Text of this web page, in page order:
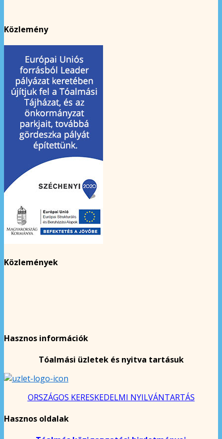
Közlemény
Közlemények
Hasznos információk
Tóalmási üzletek és nyitva tartásuk
ORSZÁGOS KERESKEDELMI NYILVÁNTARTÁS
Hasznos oldalak